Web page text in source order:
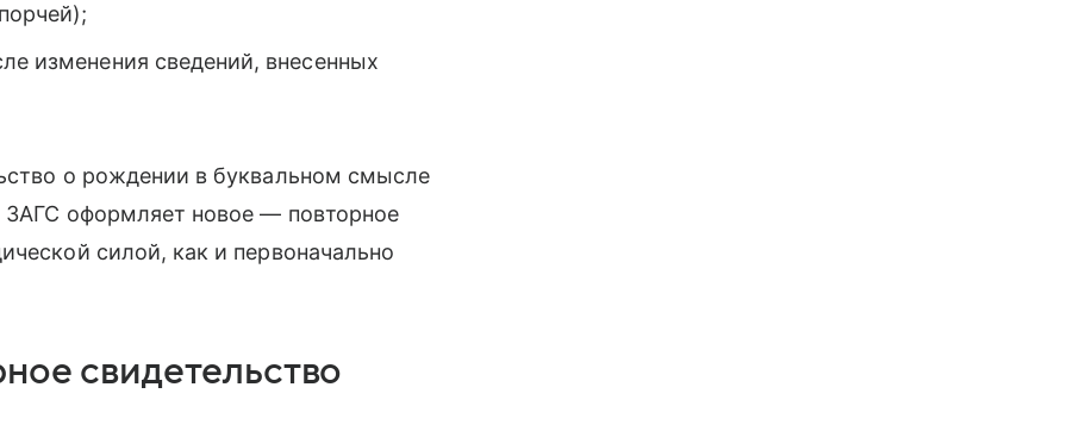
изменения сведений, внесенных
о рождении в буквальном смысле
ЗАГС оформляет новое — повторное
силой, как и первоначально
свидетельство